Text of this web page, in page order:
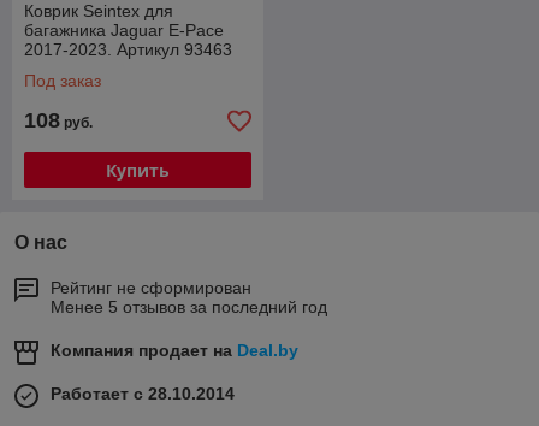
Коврик Seintex для
багажника Jaguar E-Pace
2017-2023. Артикул 93463
Под заказ
108 руб.
Купить
О нас
Рейтинг не сформирован
Менее 5 отзывов за последний год
Компания продает на Deal.by
Работает с 28.10.2014